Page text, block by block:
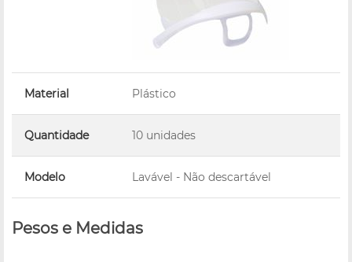
Material Plástico
Quantidade 10 unidades
Modelo Lavável - Não descartável
Pesos e Medidas